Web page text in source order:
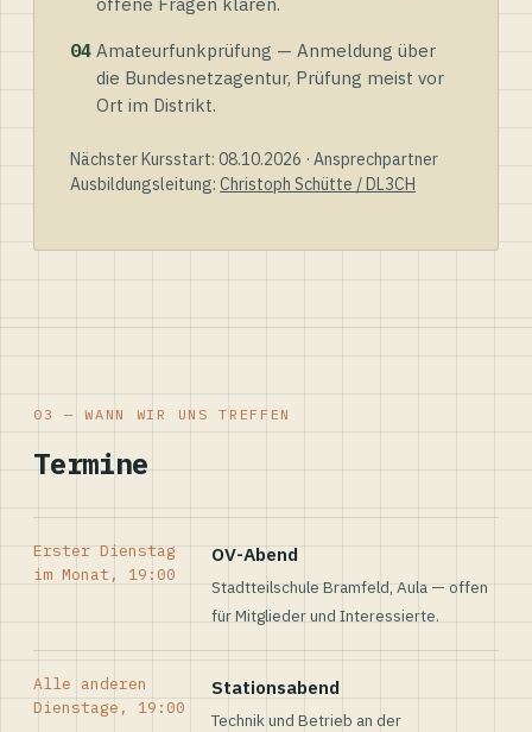
04 Amateurfunkprüfung — Anmeldung über
die Bundesnetzagentur, Prüfung meist vor
Ort im Distrikt.
Nächster Kursstart: 08.10.2026 · Ansprechpartner
Ausbildungsleitung: Christoph Schütte / DL3CH
03 — WANN WIR UNS TREFFEN
Termine
Erster Dienstag
im Monat, 19:00
OV-Abend
Stadtteilschule Bramfeld, Aula — offen
für Mitglieder und Interessierte.
Alle anderen
Dienstage, 19:00
Stationsabend
Technik und Betrieb an der